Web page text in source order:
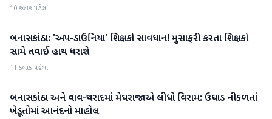
10 કલાક પહેલા
બનાસકાંઠા
બનાસકાંઠા: 'અપ-ડાઉનિયા' શિક્ષકો સાવધાન! મુસાફરી કરતા શિક્ષકો
સામે તવાઈ હાથ ધરાશે
11 કલાક પહેલા
બનાસકાંઠા
બનાસકાંઠા અને વાવ-થરાદમાં મેઘરાજાએ લીધો વિરામ: ઉઘાડ નીકળતાં
ખેડૂતોમાં આનંદનો માહોલ